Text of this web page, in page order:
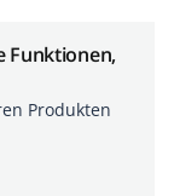
Funktionen,
Produkten